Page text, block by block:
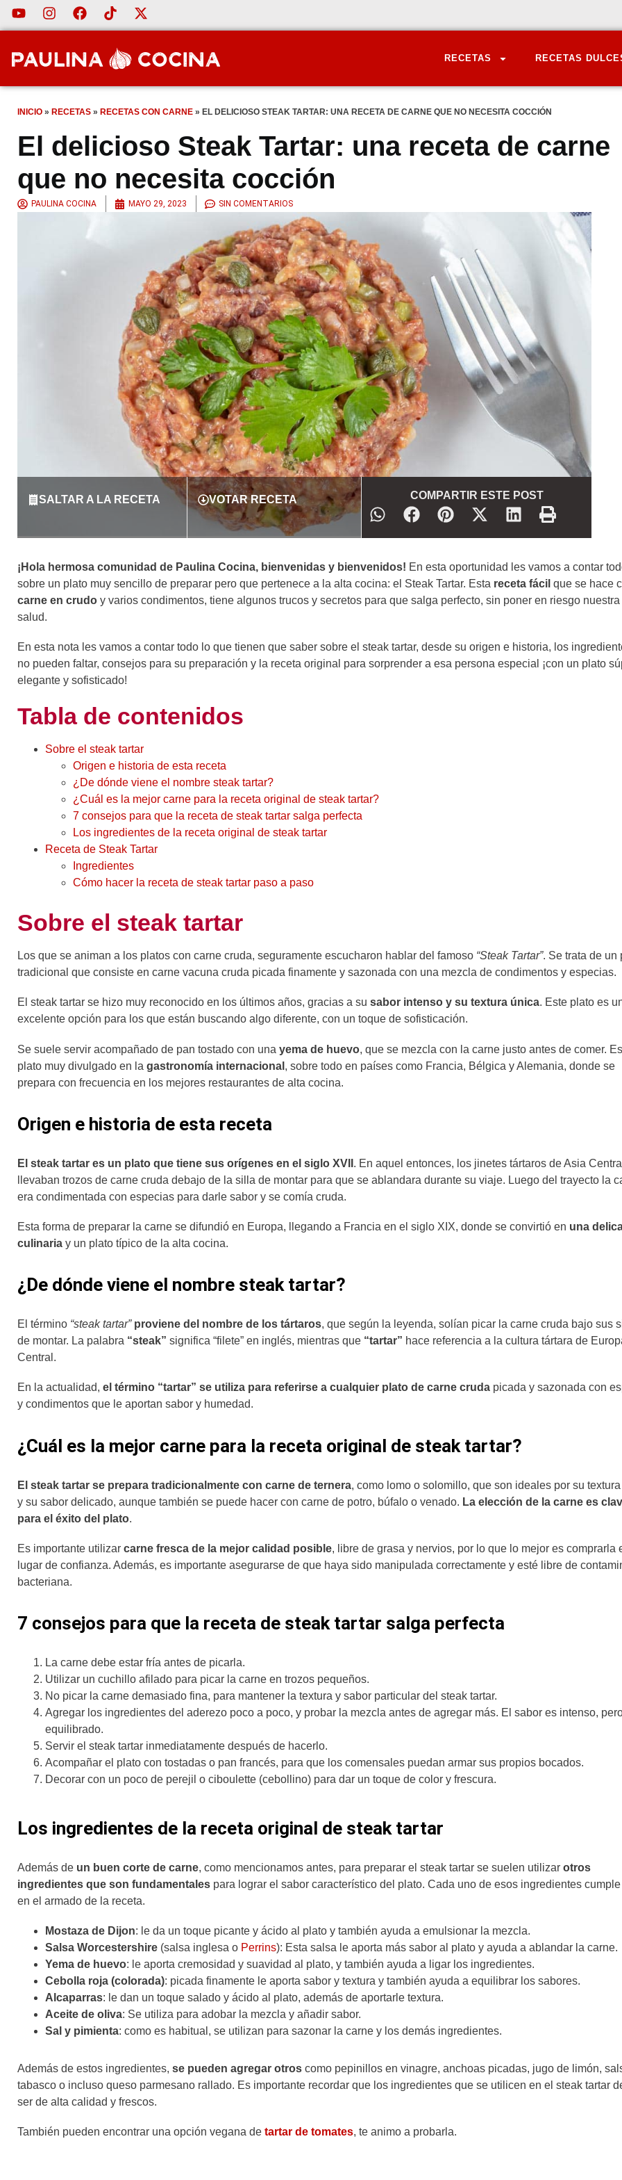
RECETAS RECETAS
INICIO » RECETAS » RECETAS CON CARNE » EL DELICIOSO STEAK TARTAR: UNA RECETA DE CARNE QUE NO NECESITA COCCIÓN
El delicioso Steak Tartar: una receta de carne
que no necesita cocción
PAULINA COCINA MAYO 29, 2023 SIN COMENTARIOS
SALTAR A LA RECETA VOTAR RECETA COMPARTIR ESTE POST
¡Hola hermosa comunidad de Paulina Cocina, bienvenidas y bienvenidos! En esta oportunidad les vamos a contar
sobre un plato muy sencillo de preparar pero que pertenece a la alta cocina: el Steak Tartar. Esta receta fácil que se hace
carne en crudo y varios condimentos, tiene algunos trucos y secretos para que salga perfecto, sin poner en riesgo nuestra
salud.
En esta nota les vamos a contar todo lo que tienen que saber sobre el steak tartar, desde su origen e historia, los
no pueden faltar, consejos para su preparación y la receta original para sorprender a esa persona especial ¡con un plato
elegante y sofisticado!
Tabla de contenidos
Sobre el steak tartar
Origen e historia de esta receta
¿De dónde viene el nombre steak tartar?
¿Cuál es la mejor carne para la receta original de steak tartar?
7 consejos para que la receta de steak tartar salga perfecta
Los ingredientes de la receta original de steak tartar
Receta de Steak Tartar
Ingredientes
Cómo hacer la receta de steak tartar paso a paso
Sobre el steak tartar
Los que se animan a los platos con carne cruda, seguramente escucharon hablar del famoso “Steak Tartar”. Se trata de un
tradicional que consiste en carne vacuna cruda picada finamente y sazonada con una mezcla de condimentos y especias.
El steak tartar se hizo muy reconocido en los últimos años, gracias a su sabor intenso y su textura única. Este plato es
excelente opción para los que están buscando algo diferente, con un toque de sofisticación.
Se suele servir acompañado de pan tostado con una yema de huevo, que se mezcla con la carne justo antes de comer.
plato muy divulgado en la gastronomía internacional , sobre todo en países como Francia, Bélgica y Alemania, donde se
prepara con frecuencia en los mejores restaurantes de alta cocina.
Origen e historia de esta receta
El steak tartar es un plato que tiene sus orígenes en el siglo XVII . En aquel entonces, los jinetes tártaros de Asia Central
llevaban trozos de carne cruda debajo de la silla de montar para que se ablandara durante su viaje. Luego del trayecto la
era condimentada con especias para darle sabor y se comía cruda.
Esta forma de preparar la carne se difundió en Europa, llegando a Francia en el siglo XIX, donde se convirtió en una
culinaria y un plato típico de la alta cocina.
¿De dónde viene el nombre steak tartar?
El término “steak tartar” proviene del nombre de los tártaros, que según la leyenda, solían picar la carne cruda bajo sus
de montar. La palabra “steak” significa “filete” en inglés, mientras que “tartar” hace referencia a la cultura tártara de
Central.
En la actualidad, el término “tartar” se utiliza para referirse a cualquier plato de carne cruda picada y sazonada con
y condimentos que le aportan sabor y humedad.
¿Cuál es la mejor carne para la receta original de steak tartar?
El steak tartar se prepara tradicionalmente con carne de ternera, como lomo o solomillo, que son ideales por su
y su sabor delicado, aunque también se puede hacer con carne de potro, búfalo o venado. La elección de la carne es
para el éxito del plato.
Es importante utilizar carne fresca de la mejor calidad posible, libre de grasa y nervios, por lo que lo mejor es comprarla
lugar de confianza. Además, es importante asegurarse de que haya sido manipulada correctamente y esté libre de
bacteriana.
7 consejos para que la receta de steak tartar salga perfecta
La carne debe estar fría antes de picarla.
Utilizar un cuchillo afilado para picar la carne en trozos pequeños.
No picar la carne demasiado fina, para mantener la textura y sabor particular del steak tartar.
Agregar los ingredientes del aderezo poco a poco, y probar la mezcla antes de agregar más. El sabor es intenso,
equilibrado.
Servir el steak tartar inmediatamente después de hacerlo.
Acompañar el plato con tostadas o pan francés, para que los comensales puedan armar sus propios bocados.
Decorar con un poco de perejil o ciboulette (cebollino) para dar un toque de color y frescura.
Los ingredientes de la receta original de steak tartar
Además de un buen corte de carne, como mencionamos antes, para preparar el steak tartar se suelen utilizar otros
ingredientes que son fundamentales para lograr el sabor característico del plato. Cada uno de esos ingredientes cumple
en el armado de la receta.
Mostaza de Dijon: le da un toque picante y ácido al plato y también ayuda a emulsionar la mezcla.
Salsa Worcestershire (salsa inglesa o Perrins): Esta salsa le aporta más sabor al plato y ayuda a ablandar la carne.
Yema de huevo: le aporta cremosidad y suavidad al plato, y también ayuda a ligar los ingredientes.
Cebolla roja (colorada): picada finamente le aporta sabor y textura y también ayuda a equilibrar los sabores.
Alcaparras: le dan un toque salado y ácido al plato, además de aportarle textura.
Aceite de oliva: Se utiliza para adobar la mezcla y añadir sabor.
Sal y pimienta: como es habitual, se utilizan para sazonar la carne y los demás ingredientes.
Además de estos ingredientes, se pueden agregar otros como pepinillos en vinagre, anchoas picadas, jugo de limón,
tabasco o incluso queso parmesano rallado. Es importante recordar que los ingredientes que se utilicen en el steak tartar
ser de alta calidad y frescos.
También pueden encontrar una opción vegana de tartar de tomates, te animo a probarla.